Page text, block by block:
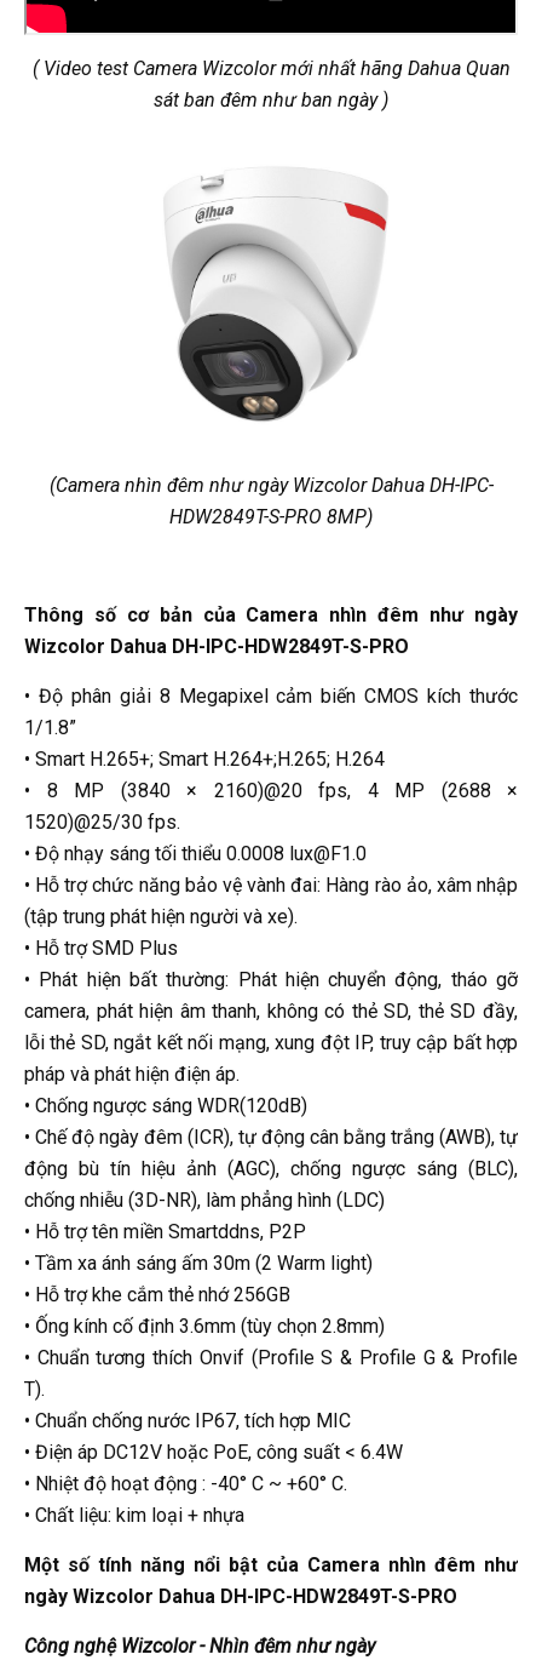
( Video test Camera Wizcolor mới nhất hãng Dahua Quan
sát ban đêm như ban ngày )
(Camera nhìn đêm như ngày Wizcolor Dahua DH-IPC-
HDW2849T-S-PRO 8MP)
Thông số cơ bản của Camera nhìn đêm như ngày
Wizcolor Dahua DH-IPC-HDW2849T-S-PRO
• Độ phân giải 8 Megapixel cảm biến CMOS kích thước
1/1.8”
• Smart H.265+; Smart H.264+;H.265; H.264
• 8 MP (3840 × 2160)@20 fps, 4 MP (2688 ×
1520)@25/30 fps.
• Độ nhạy sáng tối thiểu 0.0008 lux@F1.0
• Hỗ trợ chức năng bảo vệ vành đai: Hàng rào ảo, xâm nhập
(tập trung phát hiện người và xe).
• Hỗ trợ SMD Plus
• Phát hiện bất thường: Phát hiện chuyển động, tháo gỡ
camera, phát hiện âm thanh, không có thẻ SD, thẻ SD đầy,
lỗi thẻ SD, ngắt kết nối mạng, xung đột IP, truy cập bất hợp
pháp và phát hiện điện áp.
• Chống ngược sáng WDR(120dB)
• Chế độ ngày đêm (ICR), tự động cân bằng trắng (AWB), tự
động bù tín hiệu ảnh (AGC), chống ngược sáng (BLC),
chống nhiễu (3D-NR), làm phẳng hình (LDC)
• Hỗ trợ tên miền Smartddns, P2P
• Tầm xa ánh sáng ấm 30m (2 Warm light)
• Hỗ trợ khe cắm thẻ nhớ 256GB
• Ống kính cố định 3.6mm (tùy chọn 2.8mm)
• Chuẩn tương thích Onvif (Profile S & Profile G & Profile
T).
• Chuẩn chống nước IP67, tích hợp MIC
• Điện áp DC12V hoặc PoE, công suất < 6.4W
• Nhiệt độ hoạt động : -40° C ~ +60° C.
• Chất liệu: kim loại + nhựa
Một số tính năng nổi bật của Camera nhìn đêm như
ngày Wizcolor Dahua DH-IPC-HDW2849T-S-PRO
Công nghệ Wizcolor - Nhìn đêm như ngày